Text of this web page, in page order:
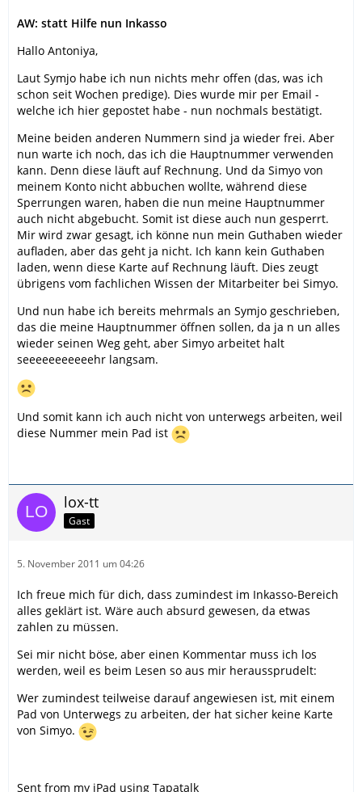
AW: statt Hilfe nun Inkasso
Hallo Antoniya,
Laut Symjo habe ich nun nichts mehr offen (das, was ich
schon seit Wochen predige). Dies wurde mir per Email -
welche ich hier gepostet habe - nun nochmals bestätigt.
Meine beiden anderen Nummern sind ja wieder frei. Aber
nun warte ich noch, das ich die Hauptnummer verwenden
kann. Denn diese läuft auf Rechnung. Und da Simyo von
meinem Konto nicht abbuchen wollte, während diese
Sperrungen waren, haben die nun meine Hauptnummer
auch nicht abgebucht. Somit ist diese auch nun gesperrt.
Mir wird zwar gesagt, ich könne nun mein Guthaben wieder
aufladen, aber das geht ja nicht. Ich kann kein Guthaben
laden, wenn diese Karte auf Rechnung läuft. Dies zeugt
übrigens vom fachlichen Wissen der Mitarbeiter bei Simyo.
Und nun habe ich bereits mehrmals an Symjo geschrieben,
das die meine Hauptnummer öffnen sollen, da ja n un alles
wieder seinen Weg geht, aber Simyo arbeitet halt
seeeeeeeeeeehr langsam.
Und somit kann ich auch nicht von unterwegs arbeiten, weil
diese Nummer mein Pad ist
lox-tt
Gast
5. November 2011 um 04:26
Ich freue mich für dich, dass zumindest im Inkasso-Bereich
alles geklärt ist. Wäre auch absurd gewesen, da etwas
zahlen zu müssen.
Sei mir nicht böse, aber einen Kommentar muss ich los
werden, weil es beim Lesen so aus mir heraussprudelt:
Wer zumindest teilweise darauf angewiesen ist, mit einem
Pad von Unterwegs zu arbeiten, der hat sicher keine Karte
von Simyo.
Sent from my iPad using Tapatalk